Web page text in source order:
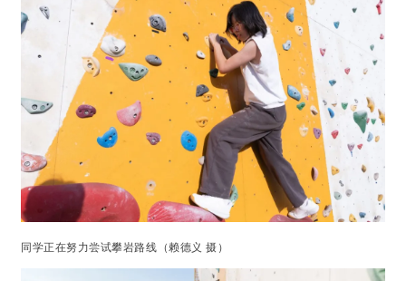
同学正在努力尝试攀岩路线（赖德义 摄）